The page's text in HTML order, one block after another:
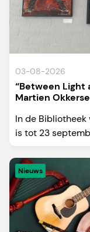
03-08-2026
“Between Light
Martien Okkerse
In de Bibliotheek
is tot 23
Nieuws